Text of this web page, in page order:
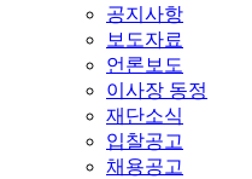
공지사항
보도자료
언론보도
이사장 동정
재단소식
입찰공고
채용공고